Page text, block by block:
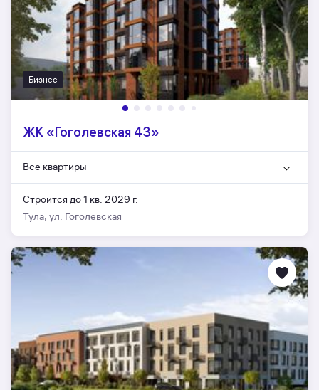
Бизнес
ЖК «Гоголевская 43»
Все квартиры
Строится до 1 кв. 2029 г.
Тула, ул. Гоголевская